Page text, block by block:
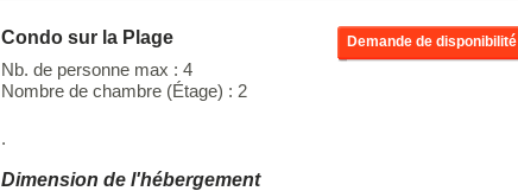
Demande de disponibilité
Condo sur la Plage
Nb. de personne max : 4
Nombre de chambre (Étage) : 2
.
Dimension de l'hébergement